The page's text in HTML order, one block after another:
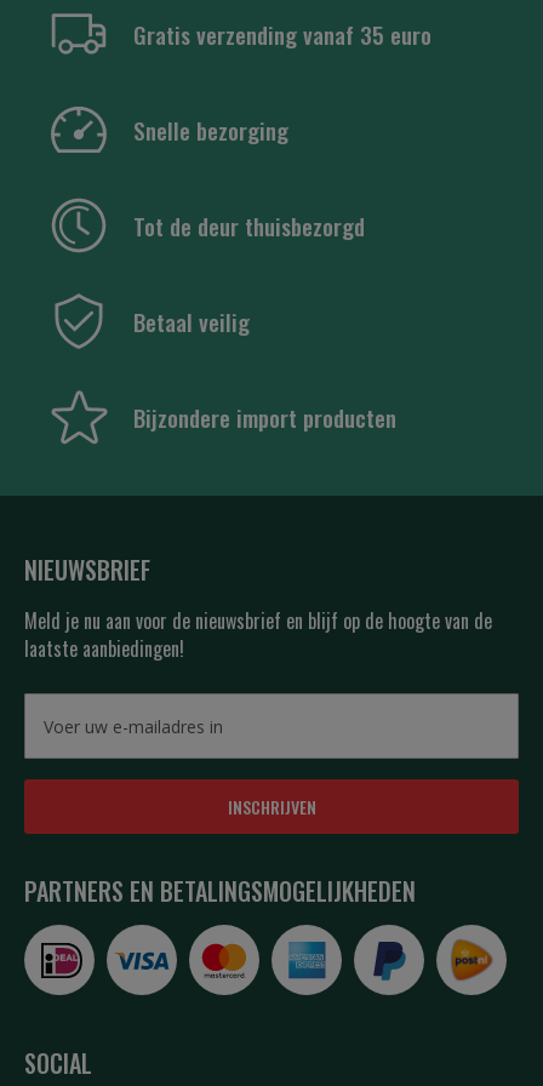
Gratis verzending vanaf 35 euro
Snelle bezorging
Tot de deur thuisbezorgd
Betaal veilig
Bijzondere import producten
NIEUWSBRIEF
Meld je nu aan voor de nieuwsbrief en blijf op de hoogte van de
laatste aanbiedingen!
INSCHRIJVEN
PARTNERS EN BETALINGSMOGELIJKHEDEN
SOCIAL